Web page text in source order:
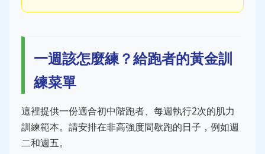
一週該怎麼練？給跑者的黃金訓
練菜單
這裡提供一份適合初中階跑者、每週執行2次的肌力
訓練範本。請安排在非高強度間歇跑的日子，例如週
二和週五。